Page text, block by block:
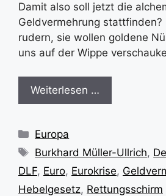
Damit also soll jetzt die
Geldvermehrung stattfinden?
rudern, sie wollen goldene
uns auf der Wippe
Weiterlesen …
Kategorien
Europa
Schlagwörter
Burkhard Müller-Ullrich,
DLF, Euro, Eurokrise,
Hebelgesetz, Rettungsschirm